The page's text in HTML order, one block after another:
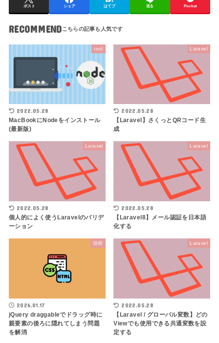
ポスト シェア はてブ 送る Pocket
RECOMMEND
tool
2022.05.28
MacBookにNodeをインストール
(最新版)
Laravel
2022.05.28
【Laravel】さくっとQRコード生
成
Laravel
2022.05.28
個人的によく使うLaravelのバリデ
ーション
Laravel
2022.05.28
【Laravel8】メール認証を日本語
化する
技術
2026.01.17
jQuery draggableでドラッグ時に
親要素の後ろに隠れてしまう問題
を解消
Laravel
2022.05.28
【Laravel / グローバル変数】どの
Viewでも使用できる共通変数を設
定する